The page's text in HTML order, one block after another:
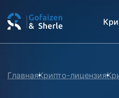
ГлавнаяКрипто-лицензия